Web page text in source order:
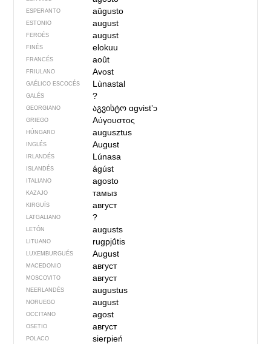
ESPERANTO aŭgusto
ESTONIO august
FEROÉS august
FINÉS elokuu
FRANCÉS août
FRIULANO Avost
GAÉLICO ESCOCÉS Lùnastal
GALÉS ?
GEORGIANO აგვისტოɑgvistʼɔ
GRIEGO Αύγουστος
HÚNGARO augusztus
INGLÉS August
IRLANDÉS Lúnasa
ISLANDÉS ágúst
ITALIANO agosto
KAZAJO тамыз
KIRGUÍS август
LATGALIANO ?
LETÓN augusts
LITUANO rugpjū́tis
LUXEMBURGUÉS August
MACEDONIO август
MOSCOVITO август
NEERLANDÉS augustus
NORUEGO august
OCCITANO agost
OSETIO август
POLACO sierpień